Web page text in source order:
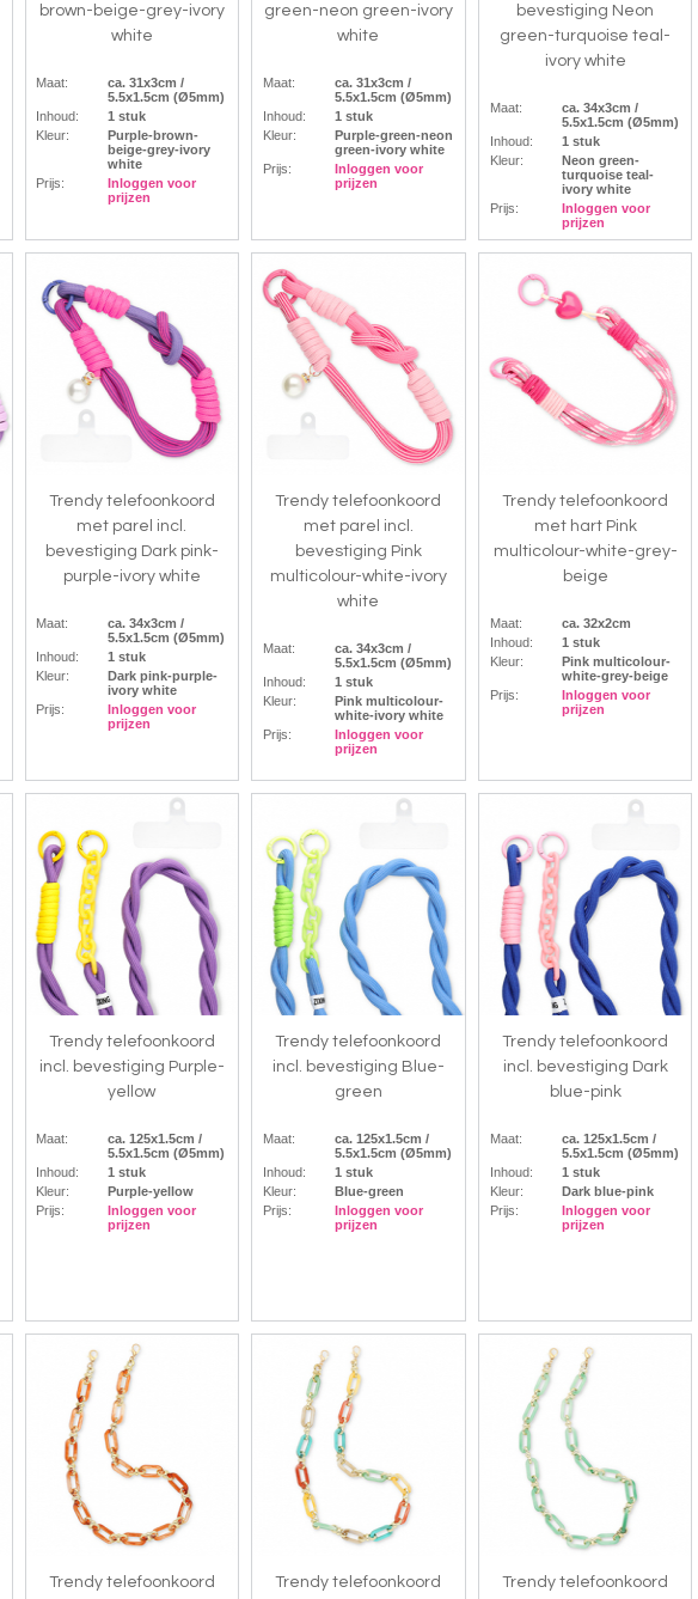
brown-beige-grey-ivory
white
Maat:
ca. 31x3cm /
5.5x1.5cm (Ø5mm)
Inhoud:
1 stuk
Kleur:
Purple-brown-
beige-grey-ivory
white
Prijs:
Inloggen voor
prijzen
green-neon green-ivory
white
Maat:
ca. 31x3cm /
5.5x1.5cm (Ø5mm)
Inhoud:
1 stuk
Kleur:
Purple-green-neon
green-ivory white
Prijs:
Inloggen voor
prijzen
bevestiging Neon
green-turquoise teal-
ivory white
Maat:
ca. 34x3cm /
5.5x1.5cm (Ø5mm)
Inhoud:
1 stuk
Kleur:
Neon green-
turquoise teal-
ivory white
Prijs:
Inloggen voor
prijzen
Trendy telefoonkoord
met parel incl.
bevestiging Dark pink-
purple-ivory white
Maat:
ca. 34x3cm /
5.5x1.5cm (Ø5mm)
Inhoud:
1 stuk
Kleur:
Dark pink-purple-
ivory white
Prijs:
Inloggen voor
prijzen
Trendy telefoonkoord
met parel incl.
bevestiging Pink
multicolour-white-ivory
white
Maat:
ca. 34x3cm /
5.5x1.5cm (Ø5mm)
Inhoud:
1 stuk
Kleur:
Pink multicolour-
white-ivory white
Prijs:
Inloggen voor
prijzen
Trendy telefoonkoord
met hart Pink
multicolour-white-grey-
beige
Maat:
ca. 32x2cm
Inhoud:
1 stuk
Kleur:
Pink multicolour-
white-grey-beige
Prijs:
Inloggen voor
prijzen
Trendy telefoonkoord
incl. bevestiging Purple-
yellow
Maat:
ca. 125x1.5cm /
5.5x1.5cm (Ø5mm)
Inhoud:
1 stuk
Kleur:
Purple-yellow
Prijs:
Inloggen voor
prijzen
Trendy telefoonkoord
incl. bevestiging Blue-
green
Maat:
ca. 125x1.5cm /
5.5x1.5cm (Ø5mm)
Inhoud:
1 stuk
Kleur:
Blue-green
Prijs:
Inloggen voor
prijzen
Trendy telefoonkoord
incl. bevestiging Dark
blue-pink
Maat:
ca. 125x1.5cm /
5.5x1.5cm (Ø5mm)
Inhoud:
1 stuk
Kleur:
Dark blue-pink
Prijs:
Inloggen voor
prijzen
Trendy telefoonkoord
Trendy telefoonkoord
Trendy telefoonkoord